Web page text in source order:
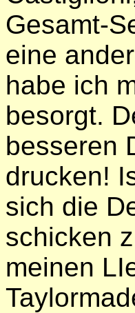
Gesamt-
eine
habe ich
besorgt.
besseren
drucken!
sich die
schicken
meinen